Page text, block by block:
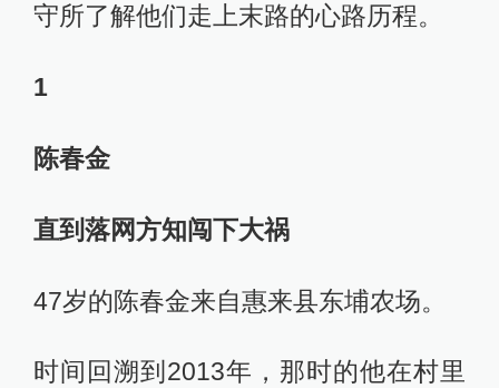
守所了解他们走上末路的心路历程。
1
陈春金
直到落网方知闯下大祸
47岁的陈春金来自惠来县东埔农场。
时间回溯到2013年，那时的他在村里